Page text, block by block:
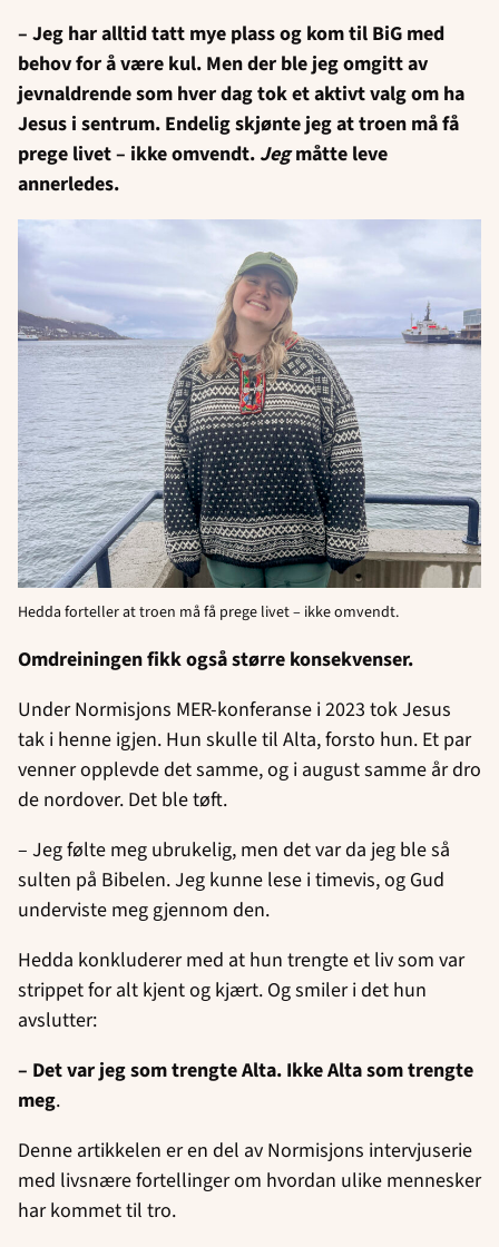
– Jeg har alltid tatt mye plass og kom til BiG med
behov for å være kul. Men der ble jeg omgitt av
jevnaldrende som hver dag tok et aktivt valg om ha
Jesus i sentrum. Endelig skjønte jeg at troen må få
prege livet – ikke omvendt. Jegmåtte leve
annerledes.
Hedda forteller at troen må få prege livet – ikke omvendt.
Omdreiningen fikk også større konsekvenser.
Under Normisjons MER-konferanse i 2023 tok Jesus
tak i henne igjen. Hun skulle til Alta, forsto hun. Et par
venner opplevde det samme, og i august samme år dro
de nordover. Det ble tøft.
– Jeg følte meg ubrukelig, men det var da jeg ble så
sulten på Bibelen. Jeg kunne lese i timevis, og Gud
underviste meg gjennom den.
Hedda konkluderer med at hun trengte et liv som var
strippet for alt kjent og kjært. Og smiler i det hun
avslutter:
– Det var jeg som trengte Alta. Ikke Alta som trengte
meg.
Denne artikkelen er en del av Normisjons intervjuserie
med livsnære fortellinger om hvordan ulike mennesker
har kommet til tro.